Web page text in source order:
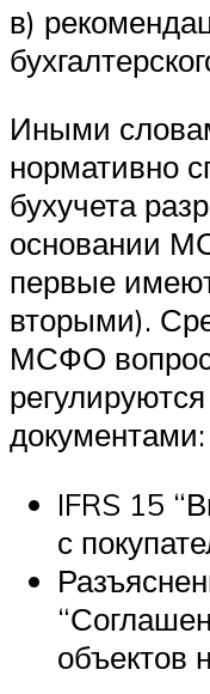
в)
Иными
нормативно
бухучета
основании
первые
вторыми).
МСФО
документами:
IFRS 15
с
объектов